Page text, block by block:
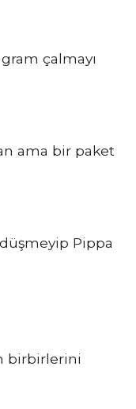
çalmayı
ama bir paket
düşmeyip Pippa
birbirlerini